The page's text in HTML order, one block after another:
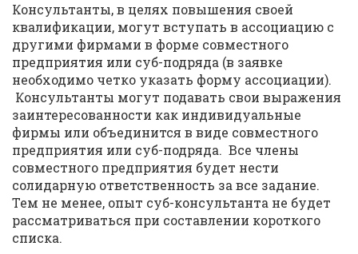
Консультанты, в целях повышения своей
квалификации, могут вступать в ассоциацию с
другими фирмами в форме совместного
предприятия или суб-подряда (в заявке
необходимо четко указать форму ассоциации).
Консультанты могут подавать свои выражения
заинтересованности как индивидуальные
фирмы или объединится в виде совместного
предприятия или суб-подряда. Все члены
совместного предприятия будет нести
солидарную ответственность за все задание.
Тем не менее, опыт суб-консультанта не будет
рассматриваться при составлении короткого
списка.